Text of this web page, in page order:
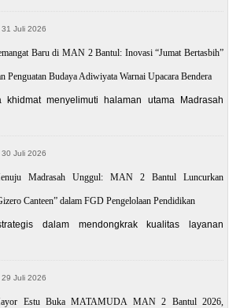
31 Juli 2026
Baru di MAN 2 Bantul: Inovasi “Jumat Bertasbih”
Penguatan Budaya Adiwiyata Warnai Upacara Bendera
menyelimuti halaman utama Madrasah
30 Juli 2026
Madrasah Unggul: MAN 2 Bantul Luncurkan
Canteen” dalam FGD Pengelolaan Pendidikan
dalam mendongkrak kualitas layanan
29 Juli 2026
Estu Buka MATAMUDA MAN 2 Bantul 2026,